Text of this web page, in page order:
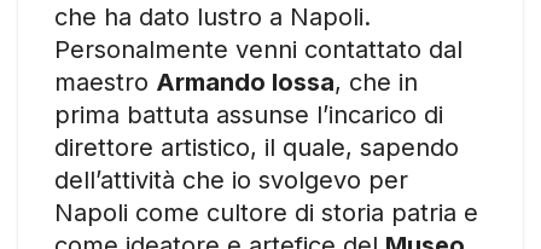
che ha dato lustro a Napoli.
Personalmente venni contattato dal
maestro Armando Iossa, che in
prima battuta assunse l’incarico di
direttore artistico, il quale, sapendo
dell’attività che io svolgevo per
Napoli come cultore di storia patria e